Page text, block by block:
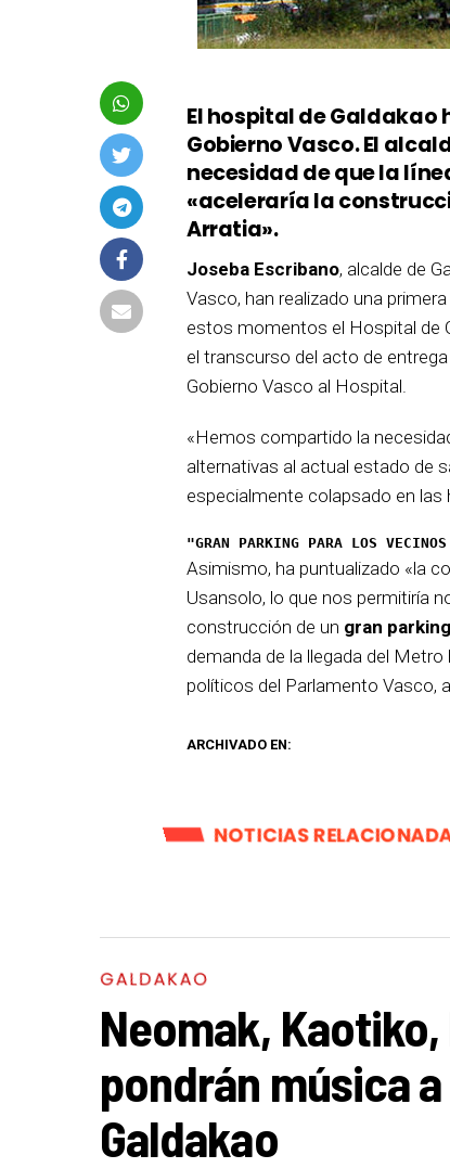
El hospital de Galdakao
Gobierno Vasco. El
necesidad de que la
«aceleraría la
Arratia».
Joseba Escribano, alcalde de
Vasco, han realizado una
estos momentos el Hospital de
el transcurso del acto de entrega
Gobierno Vasco al Hospital.
«Hemos compartido la
alternativas al actual estado de
especialmente colapsado en las
"GRAN PARKING PARA LOS
Asimismo, ha puntualizado «la
Usansolo, lo que nos permitiría
construcción de un gran
demanda de la llegada del
políticos del Parlamento Vasco,
ARCHIVADO EN:
NOTICIAS
GALDAKAO
Neomak,
pondrán música
Galdakao